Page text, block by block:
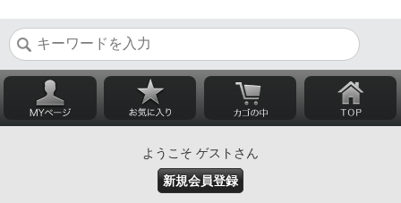
ようこそ ゲストさん
新規会員登録